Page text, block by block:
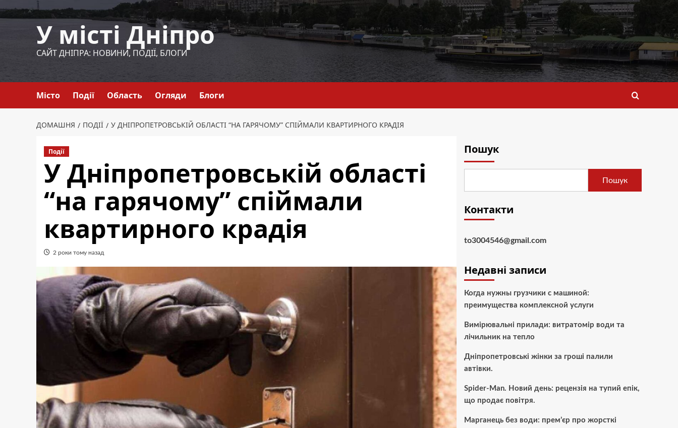
до
У місті Дніпро
САЙТ ДНІПРА: НОВИНИ, ПОДІЇ, БЛОГИ
Місто Події Область Огляди Блоги
ДОМАШНЯ ПОДІЇ У ДНІПРОПЕТРОВСЬКІЙ ОБЛАСТІ “НА ГАРЯЧОМУ” СПІЙМАЛИ КВАРТИРНОГО КРАДІЯ
Події
У Дніпропетровській області
“на гарячому” спіймали
квартирного крадія
2 роки тому назад
Пошук
Пошук
Контакти
to3004546@gmail.com
Недавні записи
Когда нужны грузчики с машиной:
преимущества комплексной услуги
Вимірювальні прилади: витратомір води та
лічильник на тепло
Дніпропетровські жінки за гроші палили
автівки.
Spider-Man. Новий день: рецензія на тупий епік,
що продає повітря.
Марганець без води: прем’єр про жорсткі